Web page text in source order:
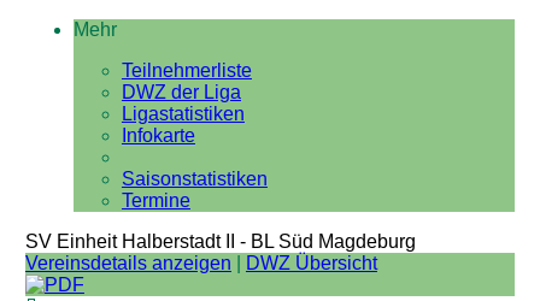
Mehr
Teilnehmerliste
DWZ der Liga
Ligastatistiken
Infokarte
Saisonstatistiken
Termine
SV Einheit Halberstadt II - BL Süd Magdeburg
Vereinsdetails anzeigen
DWZ Übersicht